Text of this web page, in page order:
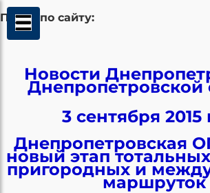
Поиск по сайту:
Новости
Днепропетровской
3 сентября 2015
Днепропетровская
новый этап
пригородных и
маршруток